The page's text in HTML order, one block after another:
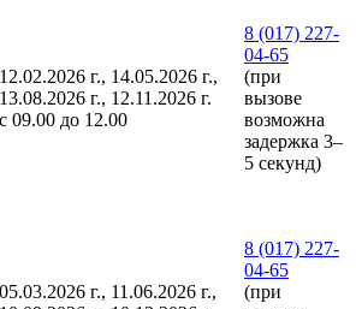
12.02.2026 г., 14.05.2026 г.,
13.08.2026 г., 12.11.2026 г.
с 09.00 до 12.00
8 (017) 227-
04-65
(при
вызове
возможна
задержка 3–
5 секунд)
05.03.2026 г., 11.06.2026 г.,
8 (017) 227-
04-65
(при